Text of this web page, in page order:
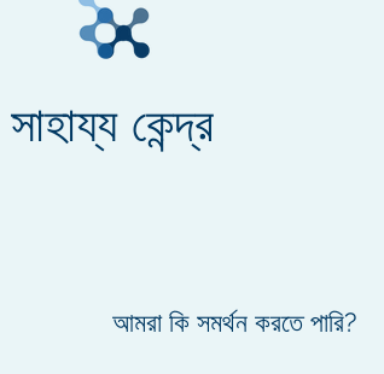
সাহায্য কেন্দ্র
আমরা কি সমর্থন করতে পারি?